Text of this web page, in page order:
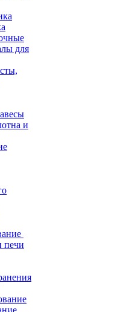
для
и
печи